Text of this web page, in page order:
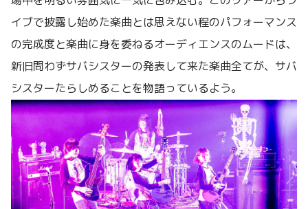
イブで披露し始めた楽曲とは思えない程のパフォーマンス
の完成度と楽曲に身を委ねるオーディエンスのムードは、
新旧問わずサバシスターの発表して来た楽曲全てが、サバ
シスターたらしめることを物語っているよう。